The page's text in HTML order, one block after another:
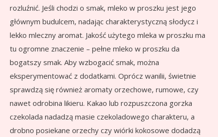
rozluźnić. Jeśli chodzi o smak, mleko w proszku jest jego
głównym budulcem, nadając charakterystyczną słodycz i
lekko mleczny aromat. Jakość użytego mleka w proszku ma
tu ogromne znaczenie – pełne mleko w proszku da
bogatszy smak. Aby wzbogacić smak, można
eksperymentować z dodatkami. Oprócz wanilii, świetnie
sprawdzą się również aromaty orzechowe, rumowe, czy
nawet odrobina likieru. Kakao lub rozpuszczona gorzka
czekolada nadadzą masie czekoladowego charakteru, a
drobno posiekane orzechy czy wiórki kokosowe dodadzą